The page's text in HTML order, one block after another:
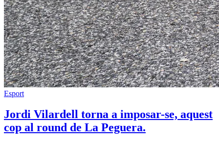
Esport
Jordi Vilardell torna a imposar-se, aquest
cop al round de La Peguera.